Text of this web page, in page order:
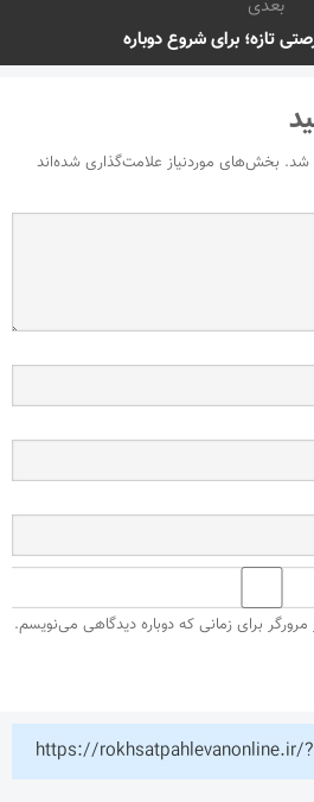
بعدی
تازه؛ برای شروع دوباره
شد. بخش‌های موردنیاز علامت‌گذاری شده‌اند
برای زمانی که دوباره دیدگاهی می‌نویسم.
https://rokhsatpahlevanonline.ir/